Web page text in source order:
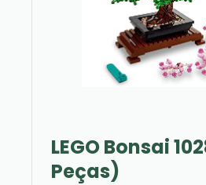
LEGO Bonsai
Peças)